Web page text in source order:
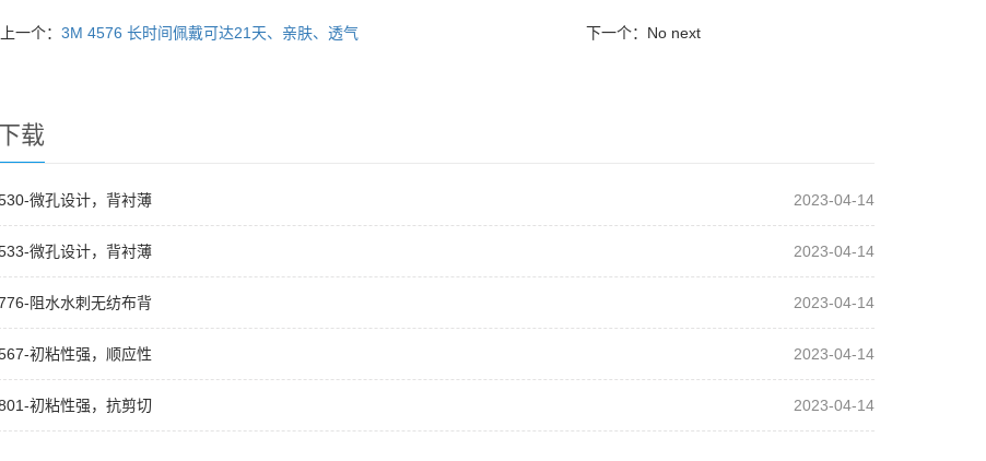
上一个：3M 4576 长时间佩戴可达21天、亲肤、透气 下一个：No next
载
微孔设计，背衬薄 2023-04-14
微孔设计，背衬薄 2023-04-14
阻水水刺无纺布背 2023-04-14
初粘性强，顺应性 2023-04-14
初粘性强，抗剪切 2023-04-14